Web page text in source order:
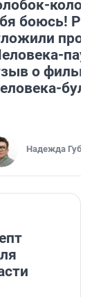
боюсь!
о
Надежда